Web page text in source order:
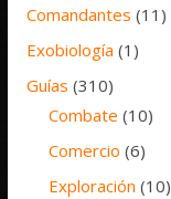
Comandantes (11)
Exobiología (1)
Guías (310)
Combate (10)
Comercio (6)
Exploración (10)